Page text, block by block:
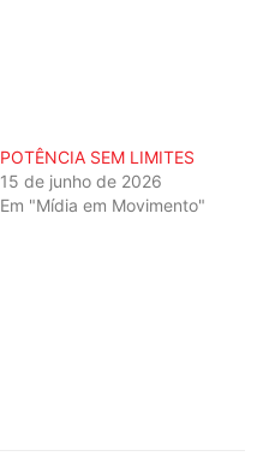
POTÊNCIA SEM LIMITES
15 de junho de 2026
Em "Mídia em Movimento"